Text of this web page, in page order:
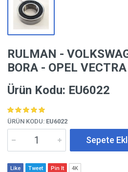
RULMAN -
BORA - OPEL
Ürün Kodu: EU6022
ÜRÜN KODU: EU6022
Sepete
Like Tweet Pin It 4K